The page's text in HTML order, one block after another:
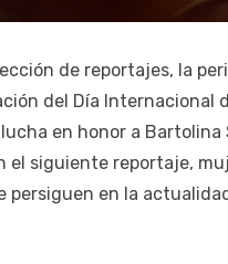
de reportajes, la
del Día Internacional
en honor a
el siguiente reportaje,
persiguen en la